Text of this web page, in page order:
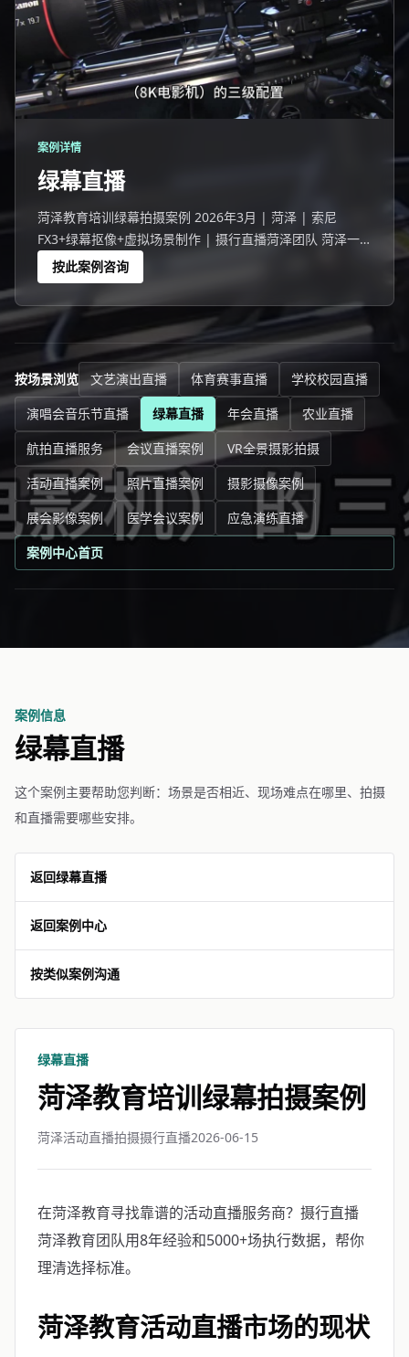
案例详情
绿幕直播
菏泽教育培训绿幕拍摄案例 2026年3月 | 菏泽 | 索尼
FX3+绿幕抠像+虚拟场景制作 | 摄行直播菏泽团队 菏泽一
家企业选择绿幕直播代替传统实景直播。
按此案例咨询
按场景浏览 文艺演出直播 体育赛事直播
学校校园直播
演唱会音乐节直播
绿幕直播 年会直播
农业直播
航拍直播服务
会议直播案例
VR全景摄影拍摄
活动直播案例
照片直播案例
摄影摄像案例
展会影像案例
医学会议案例
应急演练直播
案例中心首页
案例信息
绿幕直播
这个案例主要帮助您判断：场景是否相近、现场难点在哪里、拍摄
和直播需要哪些安排。
返回绿幕直播
返回案例中心
按类似案例沟通
绿幕直播
菏泽教育培训绿幕拍摄案例
菏泽活动直播拍摄摄行直播2026-06-15
在菏泽教育寻找靠谱的活动直播服务商？摄行直播
菏泽教育团队用8年经验和5000+场执行数据，帮你
理清选择标准。
菏泽教育活动直播市场的现状